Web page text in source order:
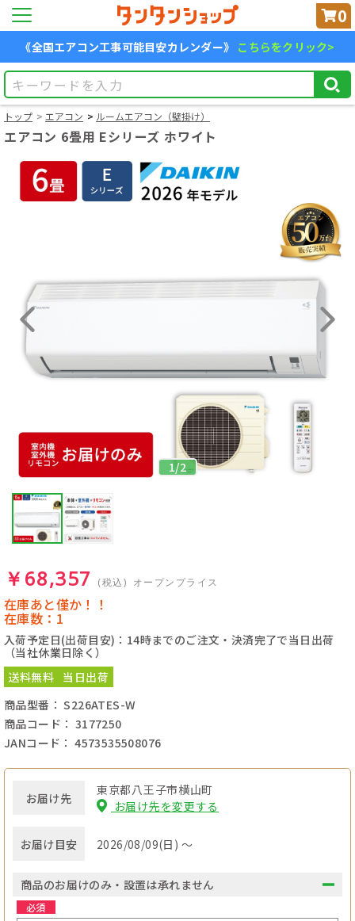
0
《全国エアコン工事可能目安カレンダー》 こちらをクリック>
トップ エアコン ルームエアコン（壁掛け）
エアコン 6畳用 Eシリーズ ホワイト
1/2
￥68,357 (税込) オープンプライス
在庫あと僅か！！
在庫数：1
入荷予定日(出荷目安)：14時までのご注文・決済完了で当日出荷
（当社休業日除く）
送料無料 当日出荷
商品型番： S226ATES-W
商品コード： 3177250
JANコード： 4573535508076
お届け先
東京都八王子市横山町
お届け先を変更する
お届け目安 2026/08/09(日) ～
商品のお届けのみ・設置は承れません
必須